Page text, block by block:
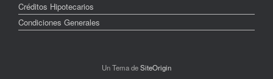
Créditos Hipotecarios
Condiciones Generales
Un Tema deSiteOrigin